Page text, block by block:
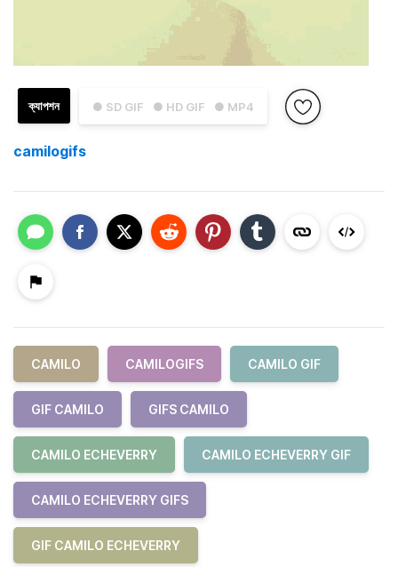
● SD GIF ● HD GIF ● MP4
ক্যাপশন
camilogifs
CAMILO CAMILOGIFS CAMILO GIF
GIF CAMILO GIFS CAMILO
CAMILO ECHEVERRY CAMILO ECHEVERRY GIF
CAMILO ECHEVERRY GIFS
GIF CAMILO ECHEVERRY